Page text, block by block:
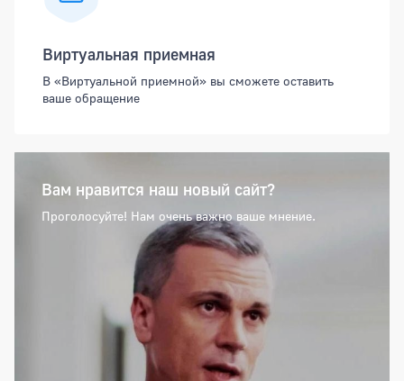
Виртуальная приемная
В «Виртуальной приемной» вы сможете оставить
ваше обращение
Вам нравится наш новый сайт?
Проголосуйте! Нам очень важно ваше мнение.